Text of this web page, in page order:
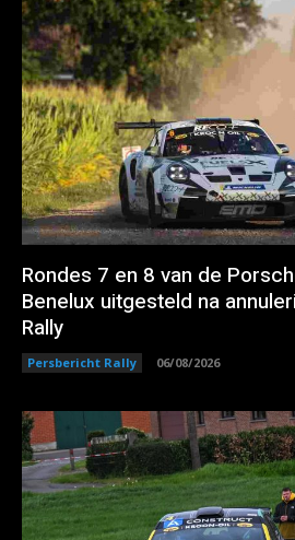
Rondes 7 en 8 van de
Benelux uitgesteld na
Rally
Persbericht Rally 06/08/2026